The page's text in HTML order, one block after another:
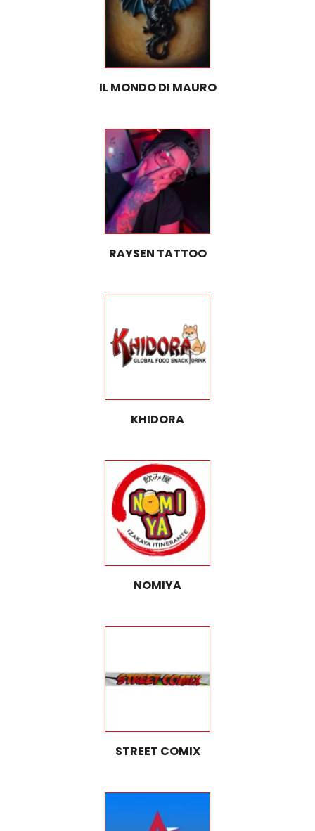
IL MONDO DI MAURO
RAYSEN TATTOO
KHIDORA
NOMIYA
STREET COMIX